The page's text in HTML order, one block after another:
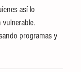
así lo
programas y